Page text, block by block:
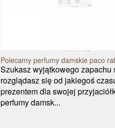
Polecamy perfumy damskie paco
Szukasz wyjątkowego
rozglądasz się od jakiegoś
prezentem dla swojej
perfumy damsk...